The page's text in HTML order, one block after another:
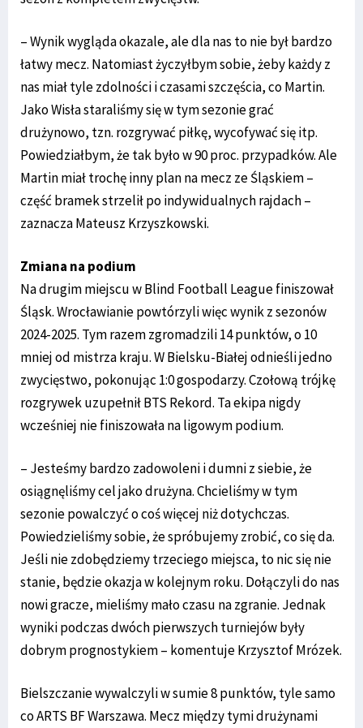
– Wynik wygląda okazale, ale dla nas to nie był bardzo
łatwy mecz. Natomiast życzyłbym sobie, żeby każdy z
nas miał tyle zdolności i czasami szczęścia, co Martin.
Jako Wisła staraliśmy się w tym sezonie grać
drużynowo, tzn. rozgrywać piłkę, wycofywać się itp.
Powiedziałbym, że tak było w 90 proc. przypadków. Ale
Martin miał trochę inny plan na mecz ze Śląskiem –
część bramek strzelił po indywidualnych rajdach –
zaznacza Mateusz Krzyszkowski.
Zmiana na podium
Na drugim miejscu w Blind Football League finiszował
Śląsk. Wrocławianie powtórzyli więc wynik z sezonów
2024-2025. Tym razem zgromadzili 14 punktów, o 10
mniej od mistrza kraju. W Bielsku-Białej odnieśli jedno
zwycięstwo, pokonując 1:0 gospodarzy. Czołową trójkę
rozgrywek uzupełnił BTS Rekord. Ta ekipa nigdy
wcześniej nie finiszowała na ligowym podium.
– Jesteśmy bardzo zadowoleni i dumni z siebie, że
osiągnęliśmy cel jako drużyna. Chcieliśmy w tym
sezonie powalczyć o coś więcej niż dotychczas.
Powiedzieliśmy sobie, że spróbujemy zrobić, co się da.
Jeśli nie zdobędziemy trzeciego miejsca, to nic się nie
stanie, będzie okazja w kolejnym roku. Dołączyli do nas
nowi gracze, mieliśmy mało czasu na zgranie. Jednak
wyniki podczas dwóch pierwszych turniejów były
dobrym prognostykiem – komentuje Krzysztof Mrózek.
Bielszczanie wywalczyli w sumie 8 punktów, tyle samo
co ARTS BF Warszawa. Mecz między tymi drużynami